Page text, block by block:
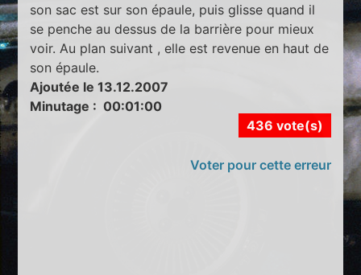
son sac est sur son épaule, puis glisse quand il
se penche au dessus de la barrière pour mieux
voir. Au plan suivant , elle est revenue en haut de
son épaule.
Ajoutée le 13.12.2007
Minutage : 00:01:00
436 vote(s)
Voter pour cette erreur